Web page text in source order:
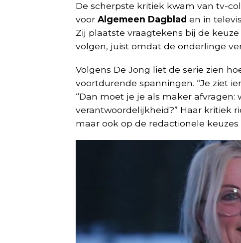
De scherpste kritiek kwam van tv-
voor Algemeen Dagblad en in
Zij plaatste vraagtekens bij de
volgen, juist omdat de onderlinge
Volgens De Jong liet de serie zien
voortdurende spanningen. “Je ziet
“Dan moet je je als maker
verantwoordelijkheid?” Haar kritiek
maar ook op de redactionele